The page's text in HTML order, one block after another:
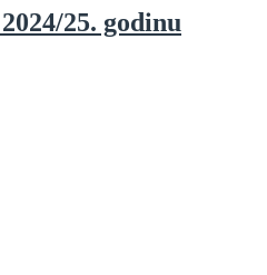
25. godinu